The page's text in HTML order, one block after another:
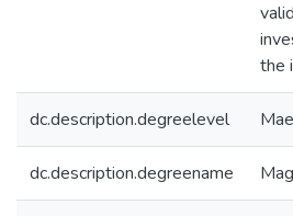
the
dc.description.degreelevel
dc.description.degreename